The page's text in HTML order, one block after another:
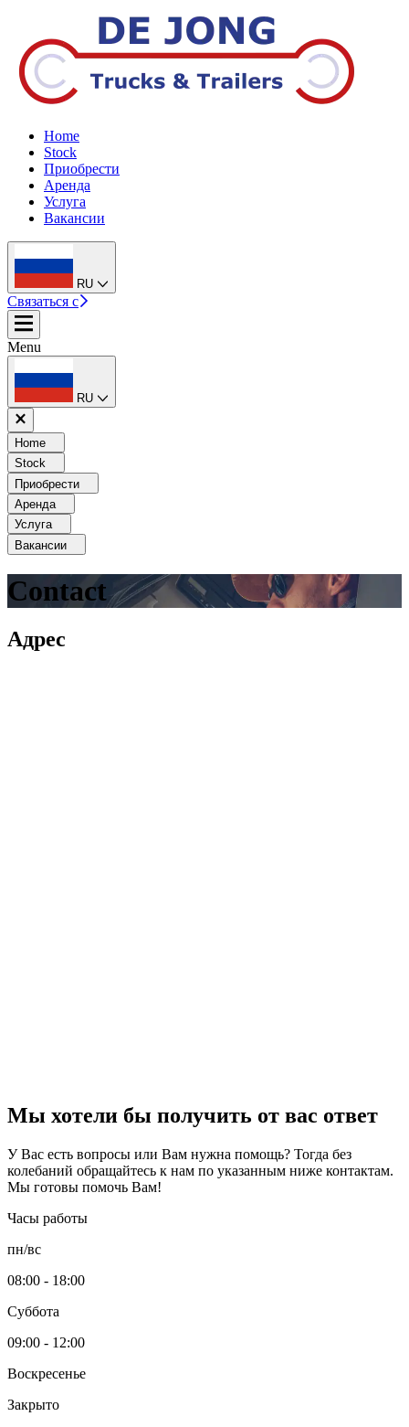
Home
Stock
Приобрести
Аренда
Услуга
Вакансии
RU
Связаться с
Menu
RU
Home
Stock
Приобрести
Аренда
Услуга
Вакансии
Contact
Адрес
Мы хотели бы получить от вас ответ
У Вас есть вопросы или Вам нужна помощь? Тогда без
колебаний обращайтесь к нам по указанным ниже контактам.
Мы готовы помочь Вам!
Часы работы
пн/вс
08:00 - 18:00
Суббота
09:00 - 12:00
Воскресенье
Закрыто